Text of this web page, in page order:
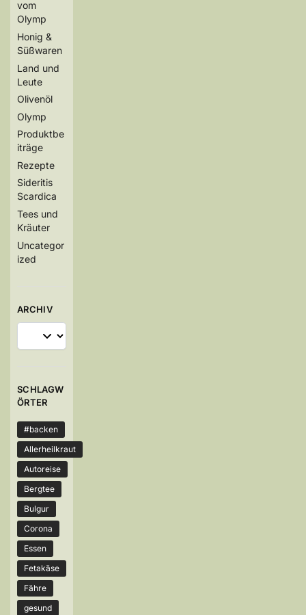
vom
Olymp
Honig &
Süßwaren
Land und
Leute
Olivenöl
Olymp
Produktbe
iträge
Rezepte
Sideritis
Scardica
Tees und
Kräuter
Uncategor
ized
ARCHIV
SCHLAGW
ÖRTER
#backen
Allerheilkraut
Autoreise
Bergtee
Bulgur
Corona
Essen
Fetakäse
Fähre
gesund